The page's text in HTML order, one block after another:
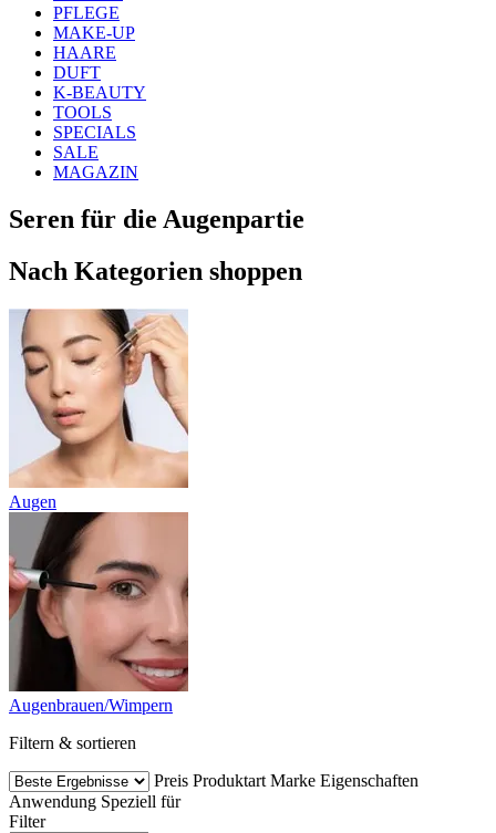
PFLEGE
MAKE-UP
HAARE
DUFT
K-BEAUTY
TOOLS
SPECIALS
SALE
MAGAZIN
Seren für die Augenpartie
Nach Kategorien shoppen
Augen
Augenbrauen/Wimpern
Filtern & sortieren
Preis Produktart Marke Eigenschaften
Anwendung Speziell für
Filter